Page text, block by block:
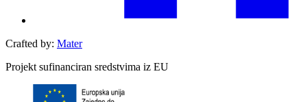
Crafted by: Mater
Projekt sufinanciran sredstvima iz EU